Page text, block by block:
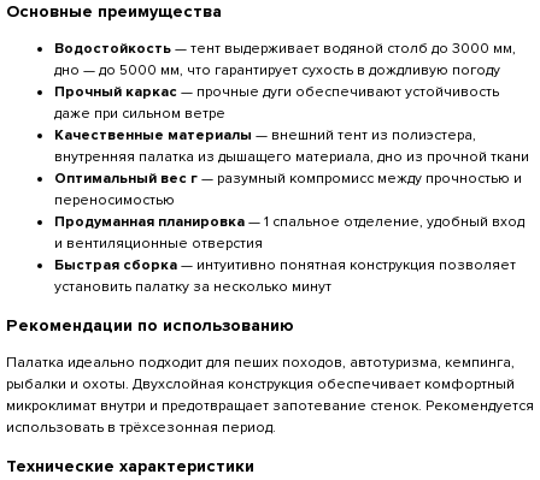
Основные преимущества
Водостойкость — тент выдерживает водяной столб до 3000 мм,
дно — до 5000 мм, что гарантирует сухость в дождливую погоду
Прочный каркас — прочные дуги обеспечивают устойчивость
даже при сильном ветре
Качественные материалы — внешний тент из полиэстера,
внутренняя палатка из дышащего материала, дно из прочной ткани
Оптимальный вес г — разумный компромисс между прочностью и
переносимостью
Продуманная планировка — 1 спальное отделение, удобный вход
и вентиляционные отверстия
Быстрая сборка — интуитивно понятная конструкция позволяет
установить палатку за несколько минут
Рекомендации по использованию
Палатка идеально подходит для пеших походов, автотуризма, кемпинга,
рыбалки и охоты. Двухслойная конструкция обеспечивает комфортный
микроклимат внутри и предотвращает запотевание стенок. Рекомендуется
использовать в трёхсезонная период.
Технические характеристики